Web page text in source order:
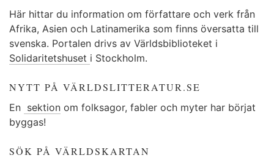
Här hittar du information om författare och verk från
Afrika, Asien och Latinamerika som finns översatta till
svenska. Portalen drivs av Världsbiblioteket i
Solidaritetshuset i Stockholm.
NYTT PÅ VÄRLDSLITTERATUR.SE
En sektion om folksagor, fabler och myter har börjat
byggas!
SÖK PÅ VÄRLDSKARTAN